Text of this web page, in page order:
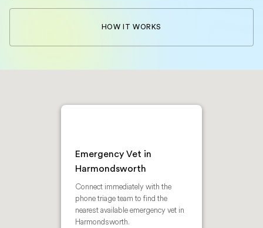
HOW IT WORKS
Emergency Vet in
Harmondsworth
Connect immediately with the
phone triage team to find the
nearest available emergency vet in
Harmondsworth.